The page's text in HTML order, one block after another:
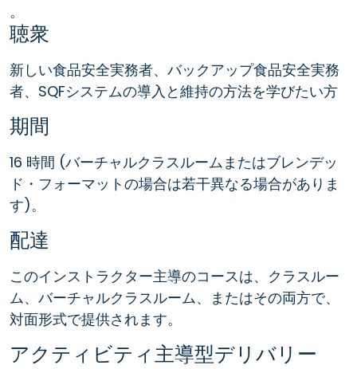
。
聴衆
新しい食品安全実務者、バックアップ食品安全実務
者、SQFシステムの導入と維持の方法を学びたい方
期間
16 時間 (バーチャルクラスルームまたはブレンデッ
ド・フォーマットの場合は若干異なる場合がありま
す)。
配達
このインストラクター主導のコースは、クラスルー
ム、バーチャルクラスルーム、またはその両方で、
対面形式で提供されます。
アクティビティ主導型デリバリー